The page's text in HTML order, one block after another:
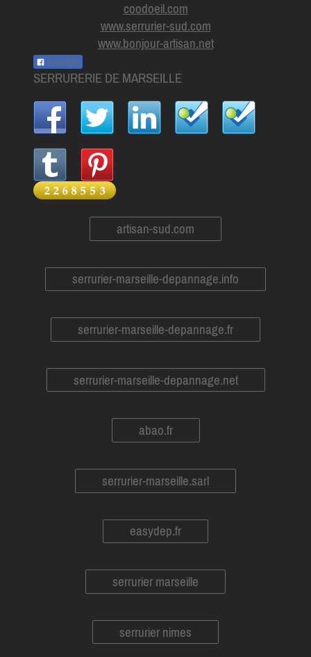
coodoeil.com
www.serrurier-sud.com
www.bonjour-artisan.net
Partager
SERRURERIE DE MARSEILLE
artisan-sud.com
serrurier-marseille-depannage.info
serrurier-marseille-depannage.fr
serrurier-marseille-depannage.net
abao.fr
serrurier-marseille.sarl
easydep.fr
serrurier marseille
serrurier nimes